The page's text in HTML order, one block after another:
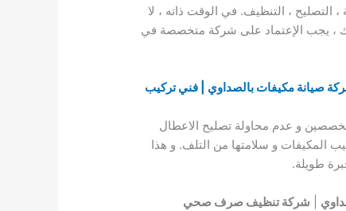
، التصليح ، التنظيف. في الوقت ذاته ، لا
، يجب الإعتماد على شركة متخصصة في
صيانة مكيفات بالصداوي | فني تركيب
و عدم محاولة تصليح الاعطال
المكيفات و سلامتها من التلف. و هذا
طويلة.
شركة تنظيف صرف صحي